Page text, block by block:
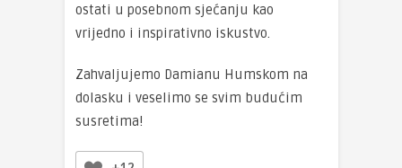
ostati u posebnom sjećanju kao
vrijedno i inspirativno iskustvo.
Zahvaljujemo Damianu Humskom na
dolasku i veselimo se svim budućim
susretima!